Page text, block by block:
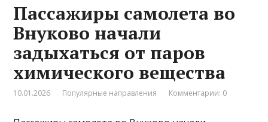
Пассажиры самолета во
Внуково начали
задыхаться от паров
химического вещества
10.01.2026 Популярные направления Комментарии: 0